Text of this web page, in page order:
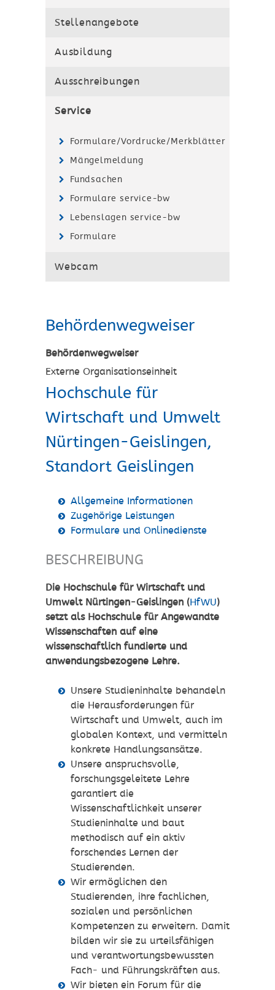
Stellenangebote
Ausbildung
Ausschreibungen
Service
Formulare/Vordrucke/Merkblätter
Mängelmeldung
Fundsachen
Formulare service-bw
Lebenslagen service-bw
Formulare
Webcam
Behördenwegweiser
Behördenwegweiser
Externe Organisationseinheit
Hochschule für
Wirtschaft und Umwelt
Nürtingen-Geislingen,
Standort Geislingen
Allgemeine Informationen
Zugehörige Leistungen
Formulare und Onlinedienste
BESCHREIBUNG
Die Hochschule für Wirtschaft und
Umwelt Nürtingen-Geislingen (HfWU)
setzt als Hochschule für Angewandte
Wissenschaften auf eine
wissenschaftlich fundierte und
anwendungsbezogene Lehre.
Unsere Studieninhalte behandeln
die Herausforderungen für
Wirtschaft und Umwelt, auch im
globalen Kontext, und vermitteln
konkrete Handlungsansätze.
Unsere anspruchsvolle,
forschungsgeleitete Lehre
garantiert die
Wissenschaftlichkeit unserer
Studieninhalte und baut
methodisch auf ein aktiv
forschendes Lernen der
Studierenden.
Wir ermöglichen den
Studierenden, ihre fachlichen,
sozialen und persönlichen
Kompetenzen zu erweitern. Damit
bilden wir sie zu urteilsfähigen
und verantwortungsbewussten
Fach- und Führungskräften aus.
Wir bieten ein Forum für die